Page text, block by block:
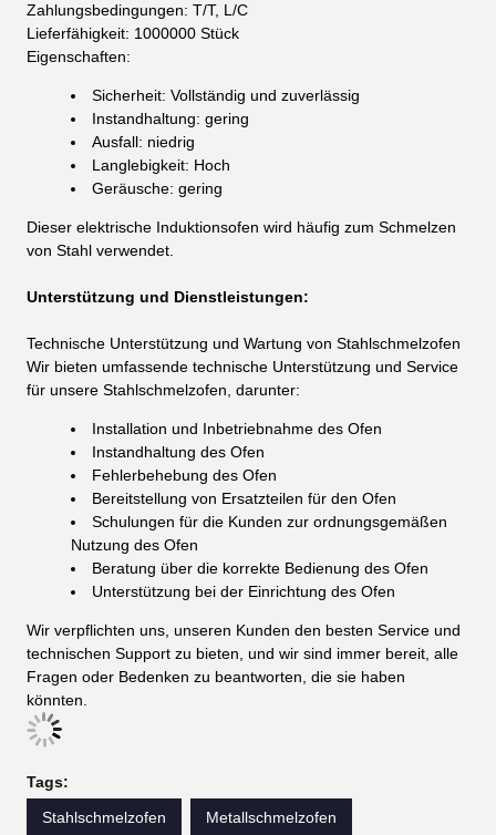
Zahlungsbedingungen: T/T, L/C
Lieferfähigkeit: 1000000 Stück
Eigenschaften:
Sicherheit: Vollständig und zuverlässig
Instandhaltung: gering
Ausfall: niedrig
Langlebigkeit: Hoch
Geräusche: gering
Dieser elektrische Induktionsofen wird häufig zum Schmelzen
von Stahl verwendet.
Unterstützung und Dienstleistungen:
Technische Unterstützung und Wartung von Stahlschmelzofen
Wir bieten umfassende technische Unterstützung und Service
für unsere Stahlschmelzofen, darunter:
Installation und Inbetriebnahme des Ofen
Instandhaltung des Ofen
Fehlerbehebung des Ofen
Bereitstellung von Ersatzteilen für den Ofen
Schulungen für die Kunden zur ordnungsgemäßen
Nutzung des Ofen
Beratung über die korrekte Bedienung des Ofen
Unterstützung bei der Einrichtung des Ofen
Wir verpflichten uns, unseren Kunden den besten Service und
technischen Support zu bieten, und wir sind immer bereit, alle
Fragen oder Bedenken zu beantworten, die sie haben
könnten.
Tags:
Stahlschmelzofen
Metallschmelzofen